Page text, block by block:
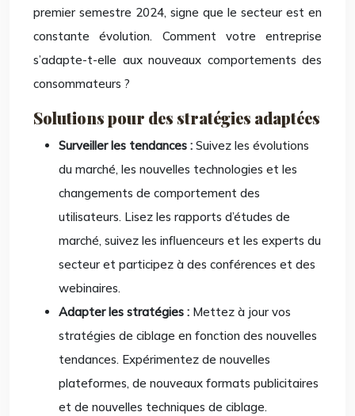
premier semestre 2024, signe que le secteur est en
constante évolution. Comment votre entreprise
s’adapte-t-elle aux nouveaux comportements des
consommateurs ?
Solutions pour des stratégies adaptées
Surveiller les tendances : Suivez les évolutions
du marché, les nouvelles technologies et les
changements de comportement des
utilisateurs. Lisez les rapports d’études de
marché, suivez les influenceurs et les experts du
secteur et participez à des conférences et des
webinaires.
Adapter les stratégies : Mettez à jour vos
stratégies de ciblage en fonction des nouvelles
tendances. Expérimentez de nouvelles
plateformes, de nouveaux formats publicitaires
et de nouvelles techniques de ciblage.